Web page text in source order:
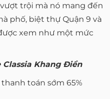
trội mà nó mang đến
phố, biệt thự Quận 9 và
xem như một mức
Classia Khang Điền
toán sớm 65%